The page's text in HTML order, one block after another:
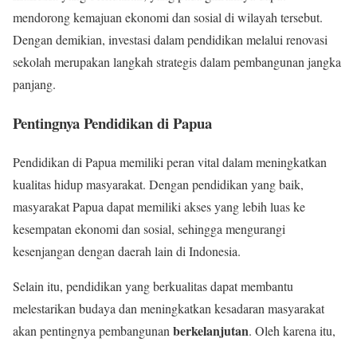
mendorong kemajuan ekonomi dan sosial di wilayah tersebut.
Dengan demikian, investasi dalam pendidikan melalui renovasi
sekolah merupakan langkah strategis dalam pembangunan jangka
panjang.
Pentingnya Pendidikan di Papua
Pendidikan di Papua memiliki peran vital dalam meningkatkan
kualitas hidup masyarakat. Dengan pendidikan yang baik,
masyarakat Papua dapat memiliki akses yang lebih luas ke
kesempatan ekonomi dan sosial, sehingga mengurangi
kesenjangan dengan daerah lain di Indonesia.
Selain itu, pendidikan yang berkualitas dapat membantu
melestarikan budaya dan meningkatkan kesadaran masyarakat
akan pentingnya pembangunan berkelanjutan. Oleh karena itu,